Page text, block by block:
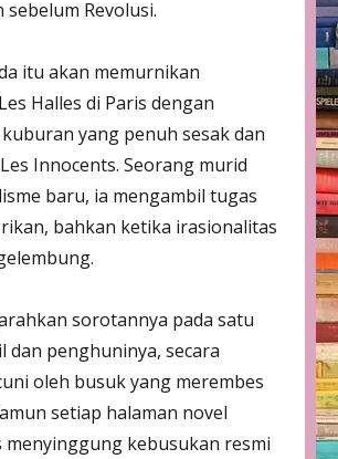
Revolusi.
itu akan memurnikan
Halles di Paris dengan
yang penuh sesak dan
Innocents. Seorang murid
baru, ia mengambil tugas
bahkan ketika irasionalitas
sorotannya pada satu
dan penghuninya, secara
oleh busuk yang merembes
setiap halaman novel
menyinggung kebusukan resmi